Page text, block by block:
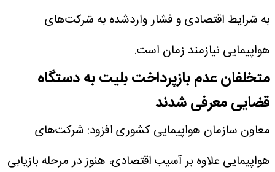
به شرایط اقتصادی و فشار واردشده به شرکت‌های
هواپیمایی نیازمند زمان است.
متخلفان عدم بازپرداخت بلیت به دستگاه
قضایی معرفی شدند
معاون سازمان هواپیمایی کشوری افزود: شرکت‌های
هواپیمایی علاوه بر آسیب اقتصادی، هنوز در مرحله بازیابی